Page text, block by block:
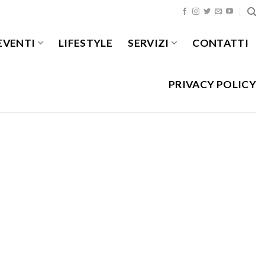
LIFESTYLE SERVIZI CONTATTI
PRIVACY POLICY